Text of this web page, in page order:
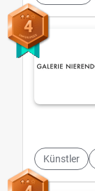
4
Künstler